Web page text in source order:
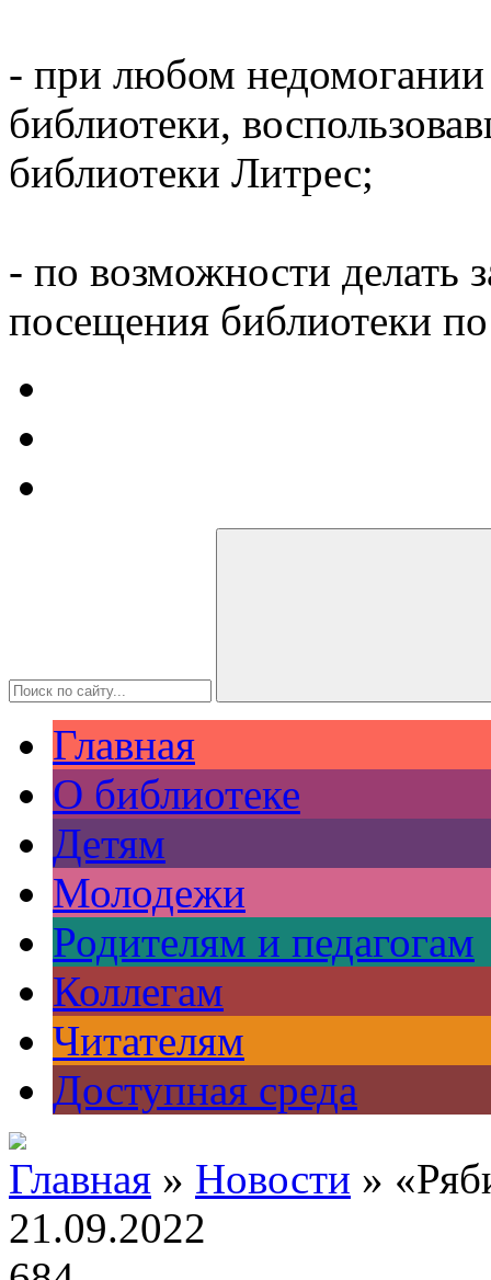
- при любом недомогании
библиотеки,
библиотеки Литрес;
- по возможности делать
посещения библиотеки
Главная
О библиотеке
Детям
Молодежи
Родителям и педагогам
Коллегам
Читателям
Доступная среда
Главная » Новости »
21.09.2022